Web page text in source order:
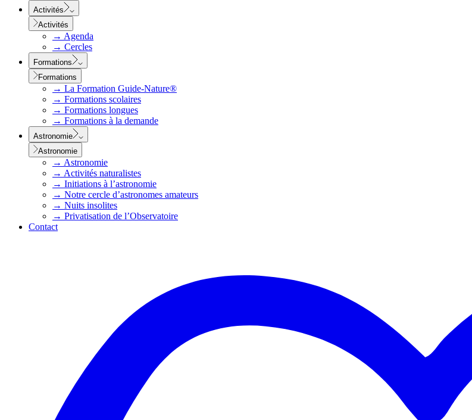
Activités
Activités
→ Agenda
→ Cercles
Formations
Formations
→ La Formation Guide-Nature®
→ Formations scolaires
→ Formations longues
→ Formations à la demande
Astronomie
Astronomie
→ Astronomie
→ Activités naturalistes
→ Initiations à l’astronomie
→ Notre cercle d’astronomes amateurs
→ Nuits insolites
→ Privatisation de l’Observatoire
Contact